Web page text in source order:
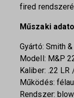
fired
Műszaki
Gyártó: Smith
Modell: M&P
Kaliber: .22 LR
Működés:
Rendszer: